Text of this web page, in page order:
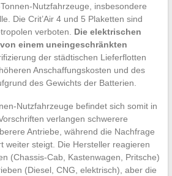
Nutzfahrzeuge, insbesondere
Die Crit’Air 4 und 5 Plaketten sind
verboten. Die elektrischen
einem uneingeschränkten
der städtischen Lieferflotten
Anschaffungskosten und des
des Gewichts der Batterien.
Nutzfahrzeuge befindet sich somit in
verlangen schwerere
Antriebe, während die Nachfrage
weiter steigt. Die Hersteller reagieren
(Chassis-Cab, Kastenwagen, Pritsche)
(Diesel, CNG, elektrisch), aber die